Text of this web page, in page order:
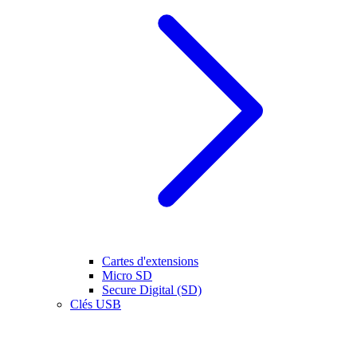
Cartes d'extensions
Micro SD
Secure Digital (SD)
Clés USB